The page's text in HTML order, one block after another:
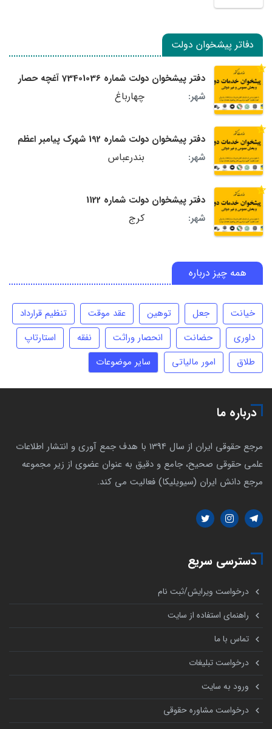
دفاتر پیشخوان دولت
دفتر پیشخوان دولت شماره 73401036 آغچه حصار
شهر:
چهارباغ
دفتر پیشخوان دولت شماره 192 شهرک پیامبر اعظم
شهر:
بندرعباس
دفتر پیشخوان دولت شماره 1122
شهر:
کرج
همه چیز درباره
خیانت جعل توهین عقد موقت
تنظیم قرارداد
داوری
حضانت انحصار وراثت نفقه
استارتاپ
طلاق
امور مالیاتی سایر موضوعات
درباره ما
مرجع حقوقی ایران از سال 1394 با هدف جمع آوری و انتشار اطلاعات
علمی حقوقی صحیح، جامع و دقیق به عنوان عضوی از زیر مجموعه
مرجع دانش ایران (سیویلیکا) فعالیت می کند.
دسترسی سریع
درخواست ویرایش/ثبت نام
راهنمای استفاده از سایت
تماس با ما
درخواست تبلیغات
ورود به سایت
درخواست مشاوره حقوقی